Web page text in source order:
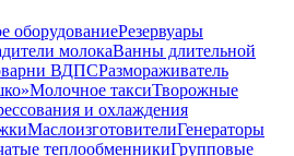
оборудованиеРезервуары
молокаВанны длительной
ВДПСРазмораживатель
Молочное таксиТворожные
и охлаждения
МаслоизготовителиГенераторы
теплообменникиГрупповые